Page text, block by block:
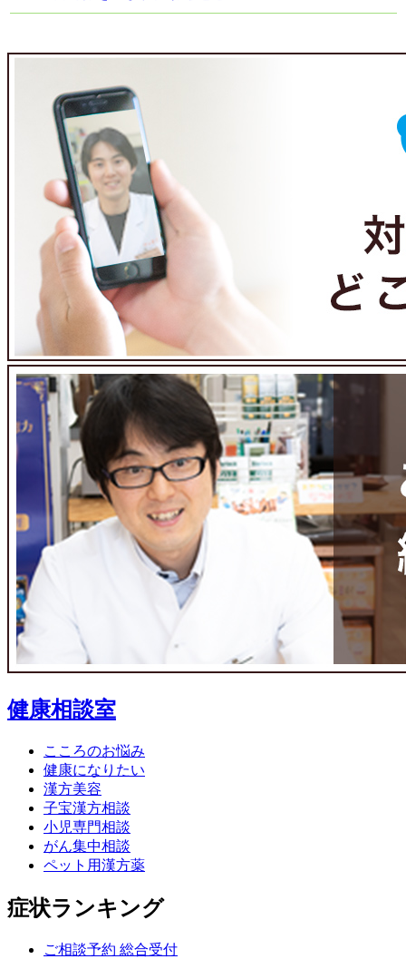
健康相談室
こころのお悩み
健康になりたい
漢方美容
子宝漢方相談
小児専門相談
がん集中相談
ペット用漢方薬
症状ランキング
ご相談予約 総合受付